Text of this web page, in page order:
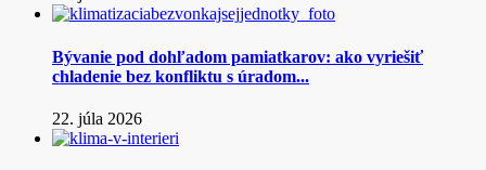
Bývanie pod dohľadom pamiatkarov: ako vyriešiť
chladenie bez konfliktu s úradom...
22. júla 2026